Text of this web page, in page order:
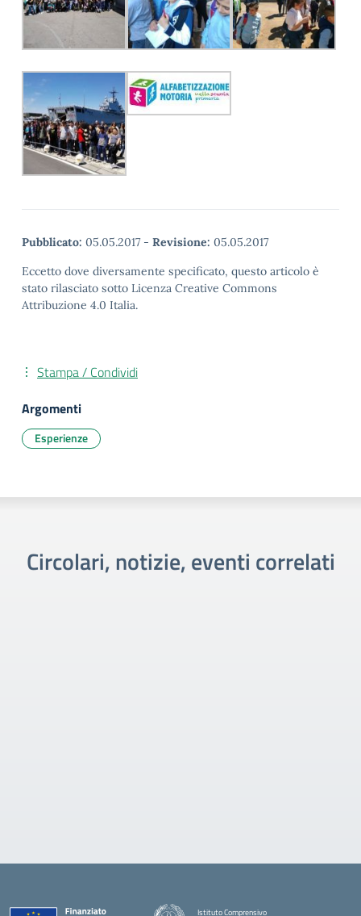
Pubblicato: 05.05.2017 - Revisione: 05.05.2017
Eccetto dove diversamente specificato, questo articolo è
stato rilasciato sotto Licenza Creative Commons
Attribuzione 4.0 Italia.
Stampa / Condividi
Argomenti
Esperienze
Circolari, notizie, eventi correlati
Istituto Comprensivo